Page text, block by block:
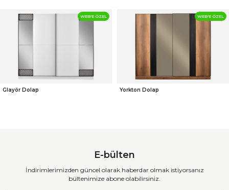
Glayör Dolap
WEB'E ÖZEL
Yorkton Dolap
WEB'E ÖZEL
E-bülten
İndirimlerimizden güncel olarak haberdar olmak istiyorsanız
bültenimize abone olabilirsiniz.